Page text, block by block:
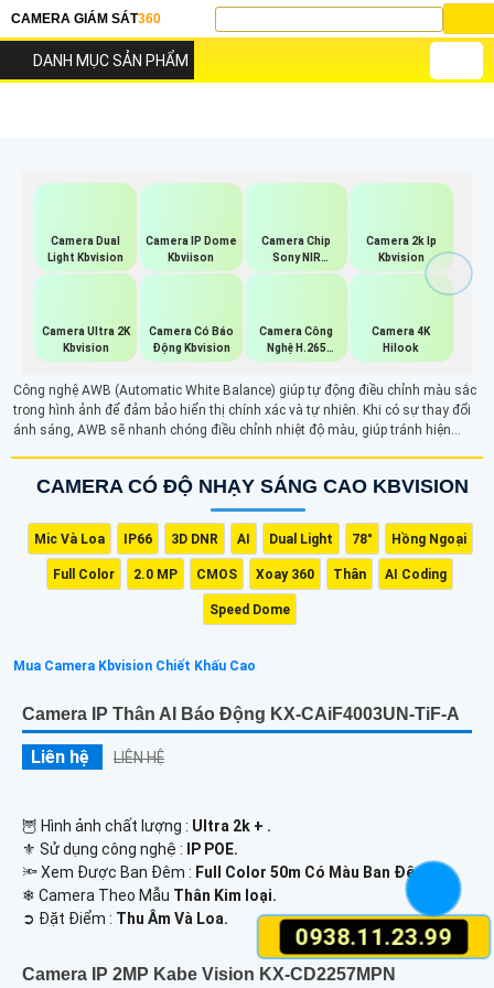
CAMERA GIÁM SÁT360
0938.11.23.99
DANH MỤC SẢN PHẨM
Camera Dual
Light Kbvision
Camera IP Dome
Kbviison
Camera Chip
Sony NIR
KBvision
Camera 2k Ip
Kbvision
Camera Ultra 2K
Kbvision
Camera Có Báo
Động Kbvision
Camera Công
Nghệ H.265
Hikvision
Camera 4K
Hilook
Công nghệ AWB (Automatic White Balance) giúp tự động điều chỉnh màu sắc
trong hình ảnh để đảm bảo hiển thị chính xác và tự nhiên. Khi có sự thay đổi
ánh sáng, AWB sẽ nhanh chóng điều chỉnh nhiệt độ màu, giúp tránh hiện
CAMERA CÓ ĐỘ NHẠY SÁNG CAO KBVISION
Mic Và Loa IP66 3D DNR AI Dual Light 78° Hồng Ngoại
Full Color 2.0 MP CMOS Xoay 360 Thân AI Coding
Speed Dome
Mua Camera Kbvision Chiết Khấu Cao
Camera IP Thân AI Báo Động KX-CAiF4003UN-TiF-A
Liên hệ LIÊN HỆ
🦉 Hình ảnh chất lượng : Ultra 2k + .
⚜️ Sử dụng công nghệ :
IP POE.
🔦 Xem Được Ban Đêm : Full Color 50m Có Màu Ban Ðêm.
❄ Camera Theo Mẫu Thân Kim loại.
️➲ Đặt Điểm : Thu Âm Và Loa.
Camera IP 2MP Kabe Vision KX-CD2257MPN